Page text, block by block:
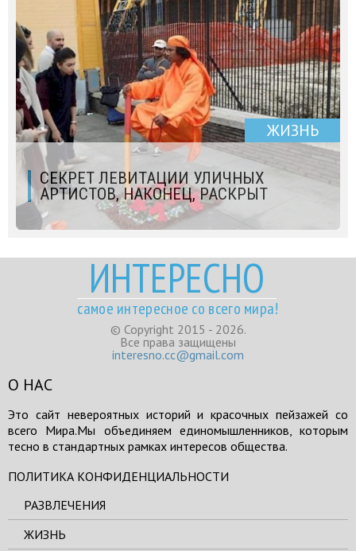
ЖИЗНЬ
СЕКРЕТ ЛЕВИТАЦИИ УЛИЧНЫХ
АРТИСТОВ, НАКОНЕЦ, РАСКРЫТ
ИНТЕРЕСНО
самое интересное со всего мира!
© Copyright 2015 - 2026.
Все права защищены
interesno.cc@gmail.com
О НАС
Это сайт невероятных историй и красочных пейзажей со
всего Мира.Мы объединяем единомышленников, которым
тесно в стандартных рамках интересов общества.
ПОЛИТИКА КОНФИДЕНЦИАЛЬНОСТИ
РАЗВЛЕЧЕНИЯ
ЖИЗНЬ